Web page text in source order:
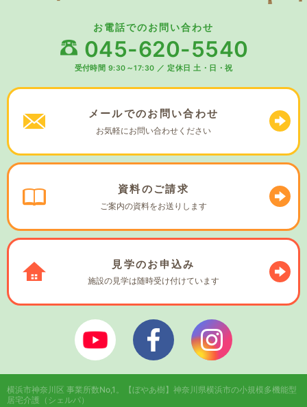
お電話でのお問い合わせ
045-620-5540
受付時間 9:30～17:30 ／ 定休日 土・日・祝
メールでのお問い合わせ
お気軽にお問い合わせください
資料のご請求
ご案内の資料をお送りします
見学のお申込み
施設の見学は随時受け付けています
ぼやあ樹Youtube シェルパフェイスブック
横浜市神奈川区 事業所数No,1。
【ぼやあ樹】神奈川県横浜市の小規模多機能型
居宅介護（シェルパ）